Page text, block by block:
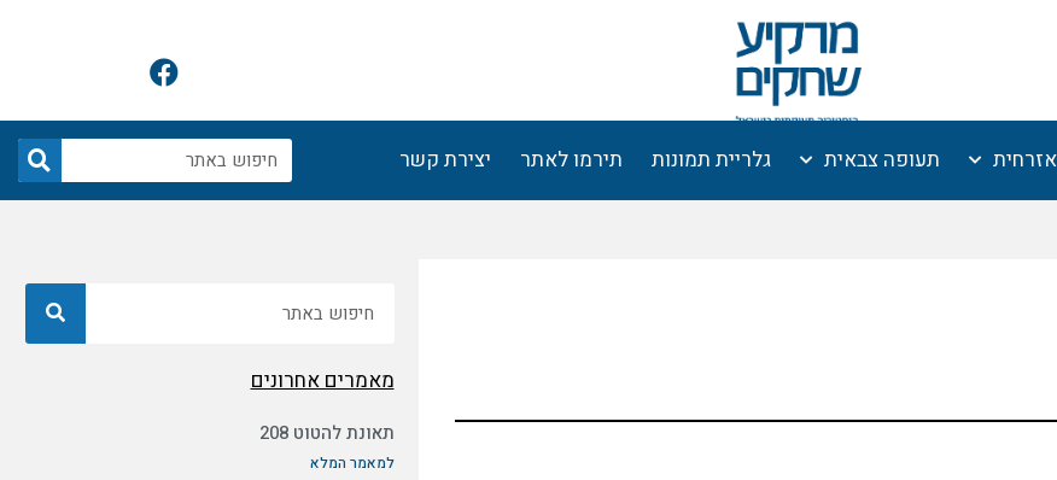
F
a
c
e
b
o
תעופה צבאית גלריית תמונות תירמו לאתר יצירת קשר חיפוש
מאמרים אחרונים
תאונת להטוט 208
למאמר המלא